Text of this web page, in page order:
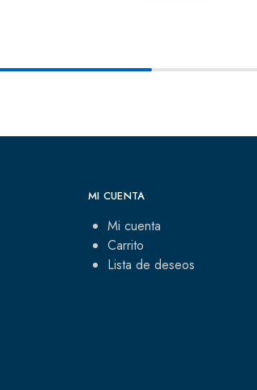
MI CUENTA
Mi cuenta
Carrito
Lista de deseos